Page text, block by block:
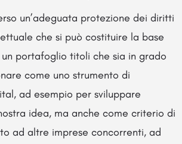
un’adeguata protezione dei diritti
che si può costituire la base
portafoglio titoli che sia in grado
come uno strumento di
ad esempio per sviluppare
idea, ma anche come criterio di
ad altre imprese concorrenti, ad